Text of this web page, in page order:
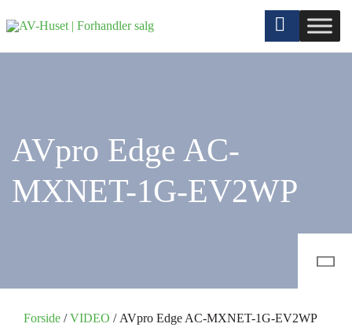
AVpro Edge AC-
MXNET-1G-EV2WP
Forside /VIDEO / AVpro Edge AC-MXNET-1G-EV2WP